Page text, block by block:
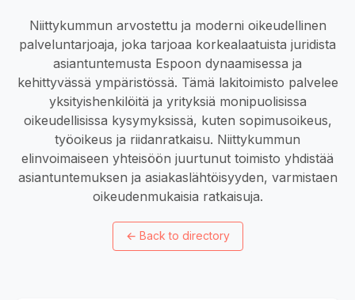
Niittykummun arvostettu ja moderni oikeudellinen
palveluntarjoaja, joka tarjoaa korkealaatuista juridista
asiantuntemusta Espoon dynaamisessa ja
kehittyvässä ympäristössä. Tämä lakitoimisto palvelee
yksityishenkilöitä ja yrityksiä monipuolisissa
oikeudellisissa kysymyksissä, kuten sopimusoikeus,
työoikeus ja riidanratkaisu. Niittykummun
elinvoimaiseen yhteisöön juurtunut toimisto yhdistää
asiantuntemuksen ja asiakaslähtöisyyden, varmistaen
oikeudenmukaisia ratkaisuja.
← Back to directory